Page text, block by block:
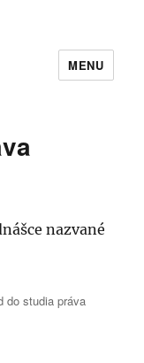
MENU
nazvané
do studia práva